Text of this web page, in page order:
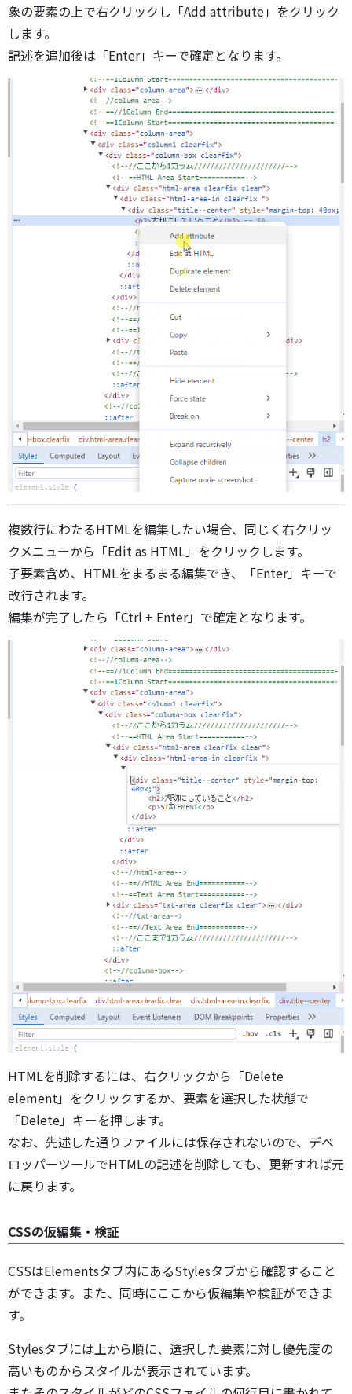
象の要素の上で右クリックし「Add attribute」をクリック
します。
記述を追加後は「Enter」キーで確定となります。
複数行にわたるHTMLを編集したい場合、同じく右クリッ
クメニューから「Edit as HTML」をクリックします。
子要素含め、HTMLをまるまる編集でき、「Enter」キーで
改行されます。
編集が完了したら「Ctrl + Enter」で確定となります。
HTMLを削除するには、右クリックから「Delete
element」をクリックするか、要素を選択した状態で
「Delete」キーを押します。
なお、先述した通りファイルには保存されないので、デベ
ロッパーツールでHTMLの記述を削除しても、更新すれば元
に戻ります。
CSSの仮編集・検証
CSSはElementsタブ内にあるStylesタブから確認すること
ができます。また、同時にここから仮編集や検証ができま
す。
Stylesタブには上から順に、選択した要素に対し優先度の
高いものからスタイルが表示されています。